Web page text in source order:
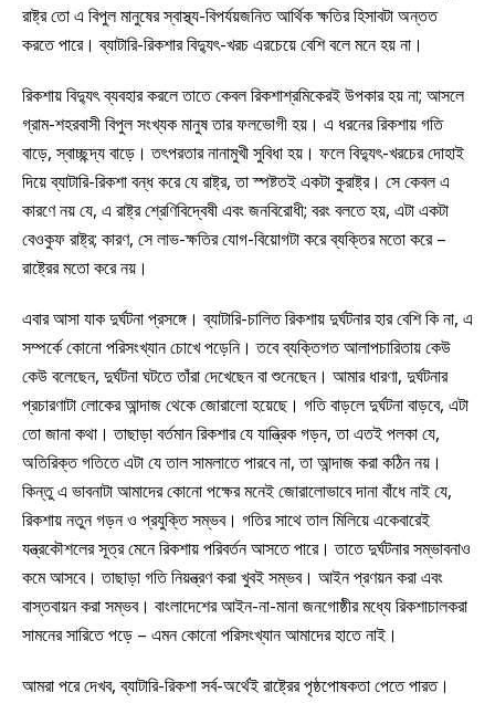
রাষ্ট্র তো এ বিপুল মানুষের স্বাস্থ্য-বিপর্যয়জনিত আর্থিক ক্ষতির হিসাবটা অন্তত
করতে পারে। ব্যাটারি-রিকশার বিদ্যুৎ-খরচ এরচেয়ে বেশি বলে মনে হয় না।
রিকশায় বিদ্যুৎ ব্যবহার করলে তাতে কেবল রিকশাশ্রমিকেরই উপকার হয় না; আসলে
গ্রাম-শহরবাসী বিপুল সংখ্যক মানুষ তার ফলভোগী হয়। এ ধরনের রিকশায় গতি
বাড়ে, স্বাচ্ছন্দ্য বাড়ে। তৎপরতার নানামুখী সুবিধা হয়। ফলে বিদ্যুৎ-খরচের দোহাই
দিয়ে ব্যাটারি-রিকশা বন্ধ করে যে রাষ্ট্র, তা স্পষ্টতই একটা কুরাষ্ট্র। সে কেবল এ
কারণে নয় যে, এ রাষ্ট্র শ্রেণিবিদ্বেষী এবং জনবিরোধী; বরং বলতে হয়, এটা একটা
বেওকুফ রাষ্ট্র; কারণ, সে লাভ-ক্ষতির যোগ-বিয়োগটা করে ব্যক্তির মতো করে –
রাষ্ট্রের মতো করে নয়।
এবার আসা যাক দুর্ঘটনা প্রসঙ্গে। ব্যাটারি-চালিত রিকশায় দুর্ঘটনার হার বেশি কি না, এ
সম্পর্কে কোনো পরিসংখ্যান চোখে পড়েনি। তবে ব্যক্তিগত আলাপচারিতায় কেউ
কেউ বলেছেন, দুর্ঘটনা ঘটতে তাঁরা দেখেছেন বা শুনেছেন। আমার ধারণা, দুর্ঘটনার
প্রচারণাটা লোকের আন্দাজ থেকে জোরালো হয়েছে। গতি বাড়লে দুর্ঘটনা বাড়বে, এটা
তো জানা কথা। তাছাড়া বর্তমান রিকশার যে যান্ত্রিক গড়ন, তা এতই পলকা যে,
অতিরিক্ত গতিতে এটা যে তাল সামলাতে পারবে না, তা আন্দাজ করা কঠিন নয়।
কিন্তু এ ভাবনাটা আমাদের কোনো পক্ষের মনেই জোরালোভাবে দানা বাঁধে নাই যে,
রিকশায় নতুন গড়ন ও প্রযুক্তি সম্ভব। গতির সাথে তাল মিলিয়ে একেবারেই
যন্ত্রকৌশলের সূত্র মেনে রিকশায় পরিবর্তন আসতে পারে। তাতে দুর্ঘটনার সম্ভাবনাও
কমে আসবে। তাছাড়া গতি নিয়ন্ত্রণ করা খুবই সম্ভব। আইন প্রণয়ন করা এবং
বাস্তবায়ন করা সম্ভব। বাংলাদেশের আইন-না-মানা জনগোষ্ঠীর মধ্যে রিকশাচালকরা
সামনের সারিতে পড়ে – এমন কোনো পরিসংখ্যান আমাদের হাতে নাই।
আমরা পরে দেখব, ব্যাটারি-রিকশা সর্ব-অর্থেই রাষ্ট্রের পৃষ্ঠপোষকতা পেতে পারত।